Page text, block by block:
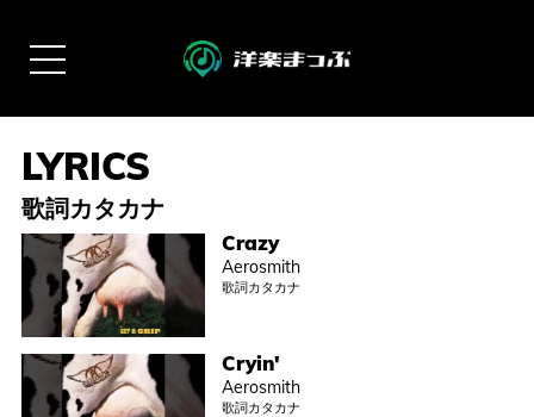
歌詞カタカナ
Crazy
Aerosmith
歌詞カタカナ
Cryin'
Aerosmith
歌詞カタカナ